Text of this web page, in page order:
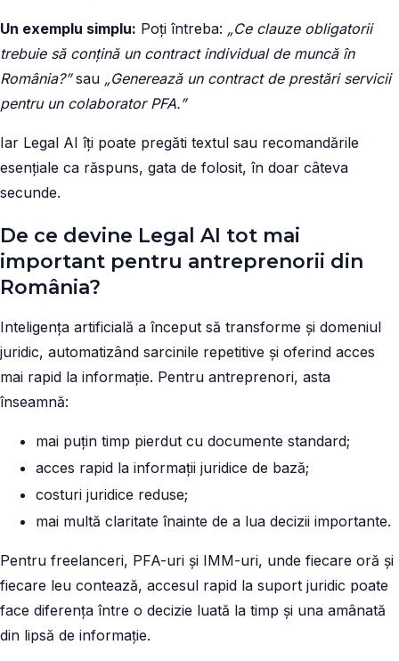
Un exemplu simplu: Poți întreba: „Ce clauze obligatorii
trebuie să conțină un contract individual de muncă în
România?”sau „Generează un contract de prestări servicii
pentru un colaborator PFA.”
Iar Legal AI îți poate pregăti textul sau recomandările
esențiale ca răspuns, gata de folosit, în doar câteva
secunde.
De ce devine Legal AI tot mai
important pentru antreprenorii din
România?
Inteligența artificială a început să transforme și domeniul
juridic, automatizând sarcinile repetitive și oferind acces
mai rapid la informație. Pentru antreprenori, asta
înseamnă:
mai puțin timp pierdut cu documente standard;
acces rapid la informații juridice de bază;
costuri juridice reduse;
mai multă claritate înainte de a lua decizii importante.
Pentru freelanceri, PFA-uri și IMM-uri, unde fiecare oră și
fiecare leu contează, accesul rapid la suport juridic poate
face diferența între o decizie luată la timp și una amânată
din lipsă de informație.